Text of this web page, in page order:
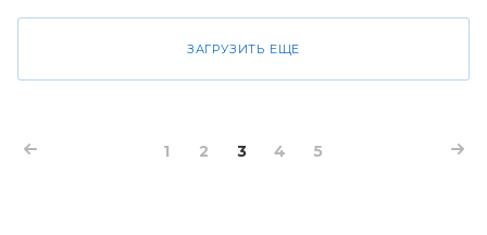
Робинсон.
ЗАГРУЗИТЬ ЕЩЕ
1 2 3 4 5